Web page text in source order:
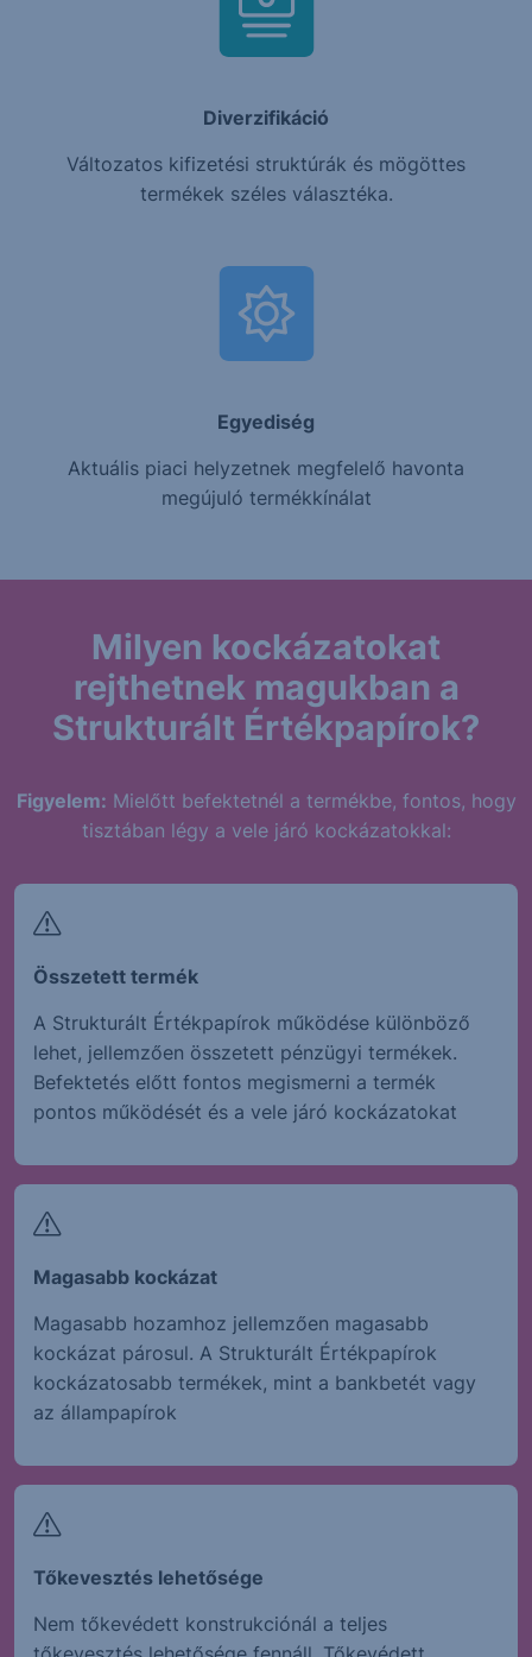
Diverzifikáció
Változatos kifizetési struktúrák és mögöttes
termékek széles választéka.
Egyediség
Aktuális piaci helyzetnek megfelelő havonta
megújuló termékkínálat
Milyen kockázatokat
rejthetnek magukban a
Strukturált Értékpapírok?
Figyelem: Mielőtt befektetnél a termékbe, fontos, hogy
tisztában légy a vele járó kockázatokkal:
Összetett termék
A Strukturált Értékpapírok működése különböző
lehet, jellemzően összetett pénzügyi termékek.
Befektetés előtt fontos megismerni a termék
pontos működését és a vele járó kockázatokat
Magasabb kockázat
Magasabb hozamhoz jellemzően magasabb
kockázat párosul. A Strukturált Értékpapírok
kockázatosabb termékek, mint a bankbetét vagy
az állampapírok
Tőkevesztés lehetősége
Nem tőkevédett konstrukciónál a teljes